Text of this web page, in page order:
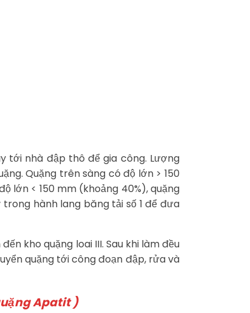
tới nhà đập thô để gia công. Lượng
Quặng trên sàng có độ lớn > 150
lớn < 150 mm (khoảng 40%), quặng
hành lang băng tải số 1 để đưa
kho quặng loai III. Sau khi làm đều
quặng tới công đoạn đập, rửa và
Apatit )